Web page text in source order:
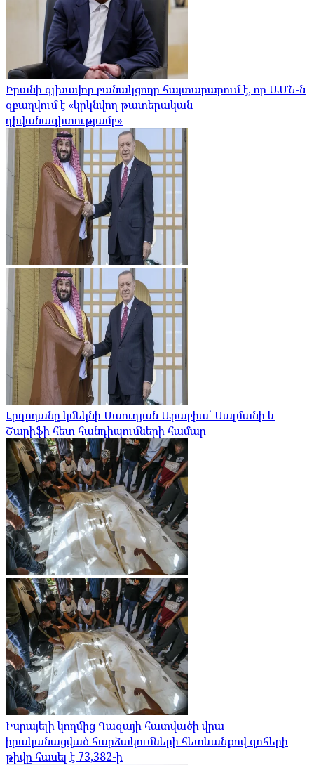
Իրանի գլխավոր բանակցողը հայտարարում է, որ ԱՄՆ-ն
զբաղվում է «կրկնվող թատերական
դիվանագիտությամբ»
Էրդողանը կմեկնի Սաուդյան Արաբիա՝ Սալմանի և
Շարիֆի հետ հանդիպումների համար
Իսրայելի կողմից Գազայի հատվածի վրա
իրականացված հարձակումների հետևանքով զոհերի
թիվը հասել է 73,382-ի